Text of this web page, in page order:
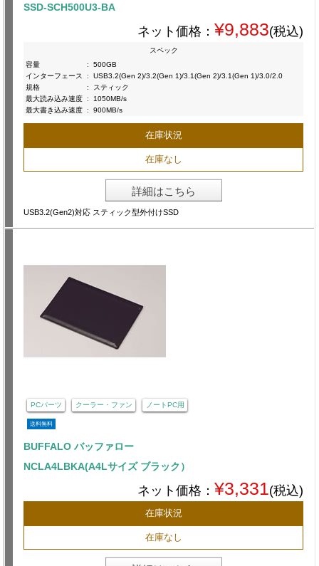
SSD-SCH500U3-BA
ネット価格： ¥9,883(税込)
スペック
容量
:
500GB
インターフェース
:
USB3.2(Gen 2)/3.2(Gen 1)/3.1(Gen 2)/3.1(Gen 1)/3.0/2.0
規格
:
スティック
最大読み込み速度 :
1050MB/s
最大書き込み速度 : 900MB/s
在庫状況
在庫なし
詳細はこちら
USB3.2(Gen2)対応 スティック型外付けSSD
PCパーツ クーラー・ファン ノートPC用
送料無料
BUFFALO バッファロー
NCLA4LBKA(A4Lサイズ ブラック）
ネット価格： ¥3,331 (税込)
在庫状況
在庫なし